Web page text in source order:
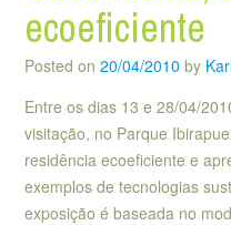
ecoeficiente
Posted on 20/04/2010 by
Entre os dias 13 e 28/04/
visitação, no Parque
residência ecoeficiente e
exemplos de tecnologias
exposição é baseada no